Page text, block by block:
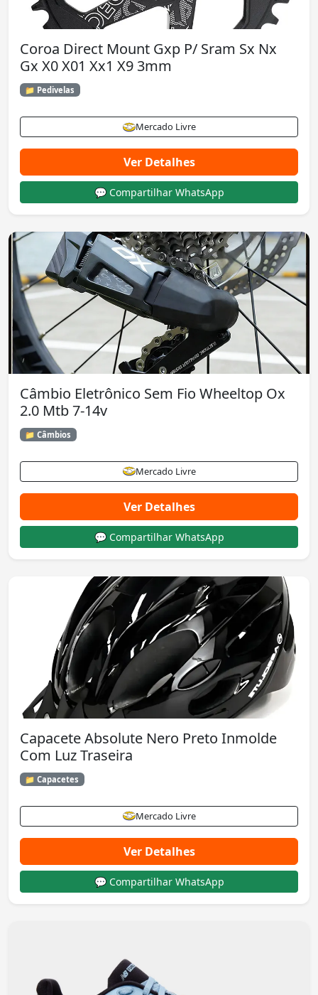
Coroa Direct Mount Gxp P/ Sram Sx Nx
Gx X0 X01 Xx1 X9 3mm
📁 Pedivelas
Mercado Livre
Ver Detalhes
💬 Compartilhar WhatsApp
Câmbio Eletrônico Sem Fio Wheeltop Ox
2.0 Mtb 7-14v
📁 Câmbios
Mercado Livre
Ver Detalhes
💬 Compartilhar WhatsApp
Capacete Absolute Nero Preto Inmolde
Com Luz Traseira
📁 Capacetes
Mercado Livre
Ver Detalhes
💬 Compartilhar WhatsApp